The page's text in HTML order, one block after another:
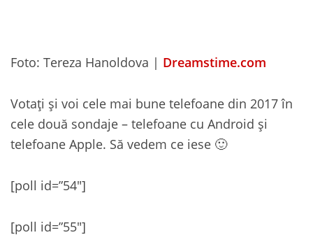
Foto: Tereza Hanoldova | Dreamstime.com
Votați și voi cele mai bune telefoane din 2017 în
cele două sondaje – telefoane cu Android și
telefoane Apple. Să vedem ce iese 🙂
[poll id=”54″]
[poll id=”55″]